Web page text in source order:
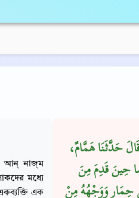
حَدَّثَنَا هَمَّامٌ،
حِينَ قَدِمَ مِنَ
حِمَارٍ وَوَجْهُهُ مِنْ
আন্‌ নাজ্‌ম
মধ্যে
এক